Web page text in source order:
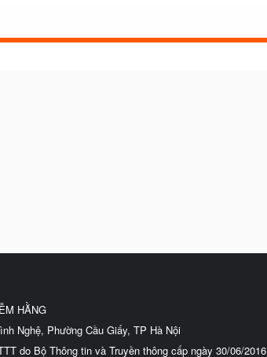
HẰNG
Nghệ, Phường Cầu Giấy, TP Hà Nội
do Bộ Thông tin và Truyền thông cấp ngày 30/06/2016